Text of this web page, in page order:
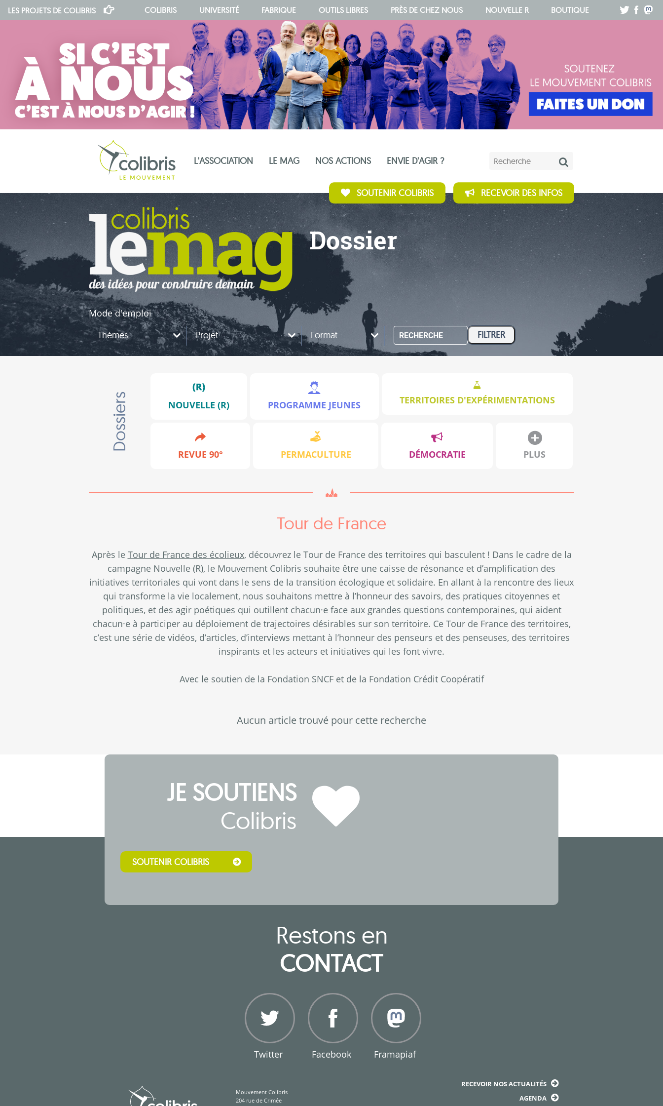
LES PROJETS DE COLIBRIS COLIBRIS UNIVERSITÉ FABRIQUE OUTILS LIBRES PRÈS DE CHEZ NOUS NOUVELLE R BOUTIQUE
L'ASSOCIATION LE MAG NOS ACTIONS ENVIE D'AGIR ? Mots-clés
indépendance
SOUTENIR COLIBRIS RECEVOIR DES INFOS
Dossier
Mode d'emploi
Thèmes Projet Format RECHERCHE
Dossiers NOUVELLE (R) PROGRAMME JEUNES TERRITOIRES D'EXPÉRIMENTATIONS
REVUE 90° PERMACULTURE DÉMOCRATIE PLUS
Tour de France
Après le Tour de France des écolieux, découvrez le Tour de France des territoires qui basculent ! Dans le cadre de la
campagne Nouvelle (R), le Mouvement Colibris souhaite être une caisse de résonance et d’amplification des
initiatives territoriales qui vont dans le sens de la transition écologique et solidaire. En allant à la rencontre des lieux
qui transforme la vie localement, nous souhaitons mettre à l’honneur des savoirs, des pratiques citoyennes et
politiques, et des agir poétiques qui outillent chacun·e face aux grandes questions contemporaines, qui aident
chacun·e à participer au déploiement de trajectoires désirables sur son territoire. Ce Tour de France des territoires,
c’est une série de vidéos, d’articles, d’interviews mettant à l’honneur des penseurs et des penseuses, des territoires
inspirants et les acteurs et initiatives qui les font vivre.
Avec le soutien de la Fondation SNCF et de la Fondation Crédit Coopératif
Aucun article trouvé pour cette recherche
JE SOUTIENS
Colibris
SOUTENIR COLIBRIS
Restons en
CONTACT
Twitter Facebook Framapiaf
Mouvement Colibris
204 rue de Crimée
RECEVOIR NOS ACTUALITÉS
AGENDA